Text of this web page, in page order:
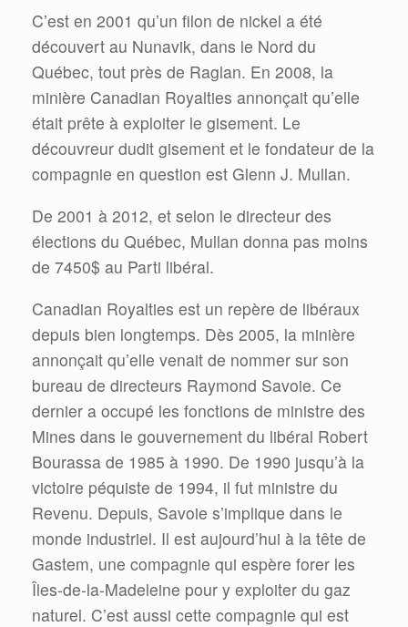
C’est en 2001 qu’un filon de nickel a été
découvert au Nunavik, dans le Nord du
Québec, tout près de Raglan. En 2008, la
minière Canadian Royalties annonçait qu’elle
était prête à exploiter le gisement. Le
découvreur dudit gisement et le fondateur de la
compagnie en question est Glenn J. Mullan.
De 2001 à 2012, et selon le directeur des
élections du Québec, Mullan donna pas moins
de 7450$ au Parti libéral.
Canadian Royalties est un repère de libéraux
depuis bien longtemps. Dès 2005, la minière
annonçait qu’elle venait de nommer sur son
bureau de directeurs Raymond Savoie. Ce
dernier a occupé les fonctions de ministre des
Mines dans le gouvernement du libéral Robert
Bourassa de 1985 à 1990. De 1990 jusqu’à la
victoire péquiste de 1994, il fut ministre du
Revenu. Depuis, Savoie s’implique dans le
monde industriel. Il est aujourd’hui à la tête de
Gastem, une compagnie qui espère forer les
Îles-de-la-Madeleine pour y exploiter du gaz
naturel. C’est aussi cette compagnie qui est